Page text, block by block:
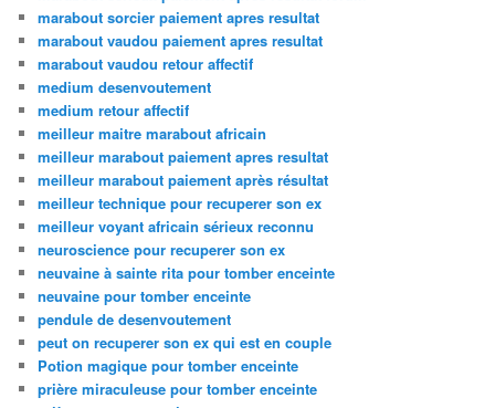
marabout sorcier paiement apres resultat
marabout vaudou paiement apres resultat
marabout vaudou retour affectif
medium desenvoutement
medium retour affectif
meilleur maitre marabout africain
meilleur marabout paiement apres resultat
meilleur marabout paiement après résultat
meilleur technique pour recuperer son ex
meilleur voyant africain sérieux reconnu
neuroscience pour recuperer son ex
neuvaine à sainte rita pour tomber enceinte
neuvaine pour tomber enceinte
pendule de desenvoutement
peut on recuperer son ex qui est en couple
Potion magique pour tomber enceinte
prière miraculeuse pour tomber enceinte